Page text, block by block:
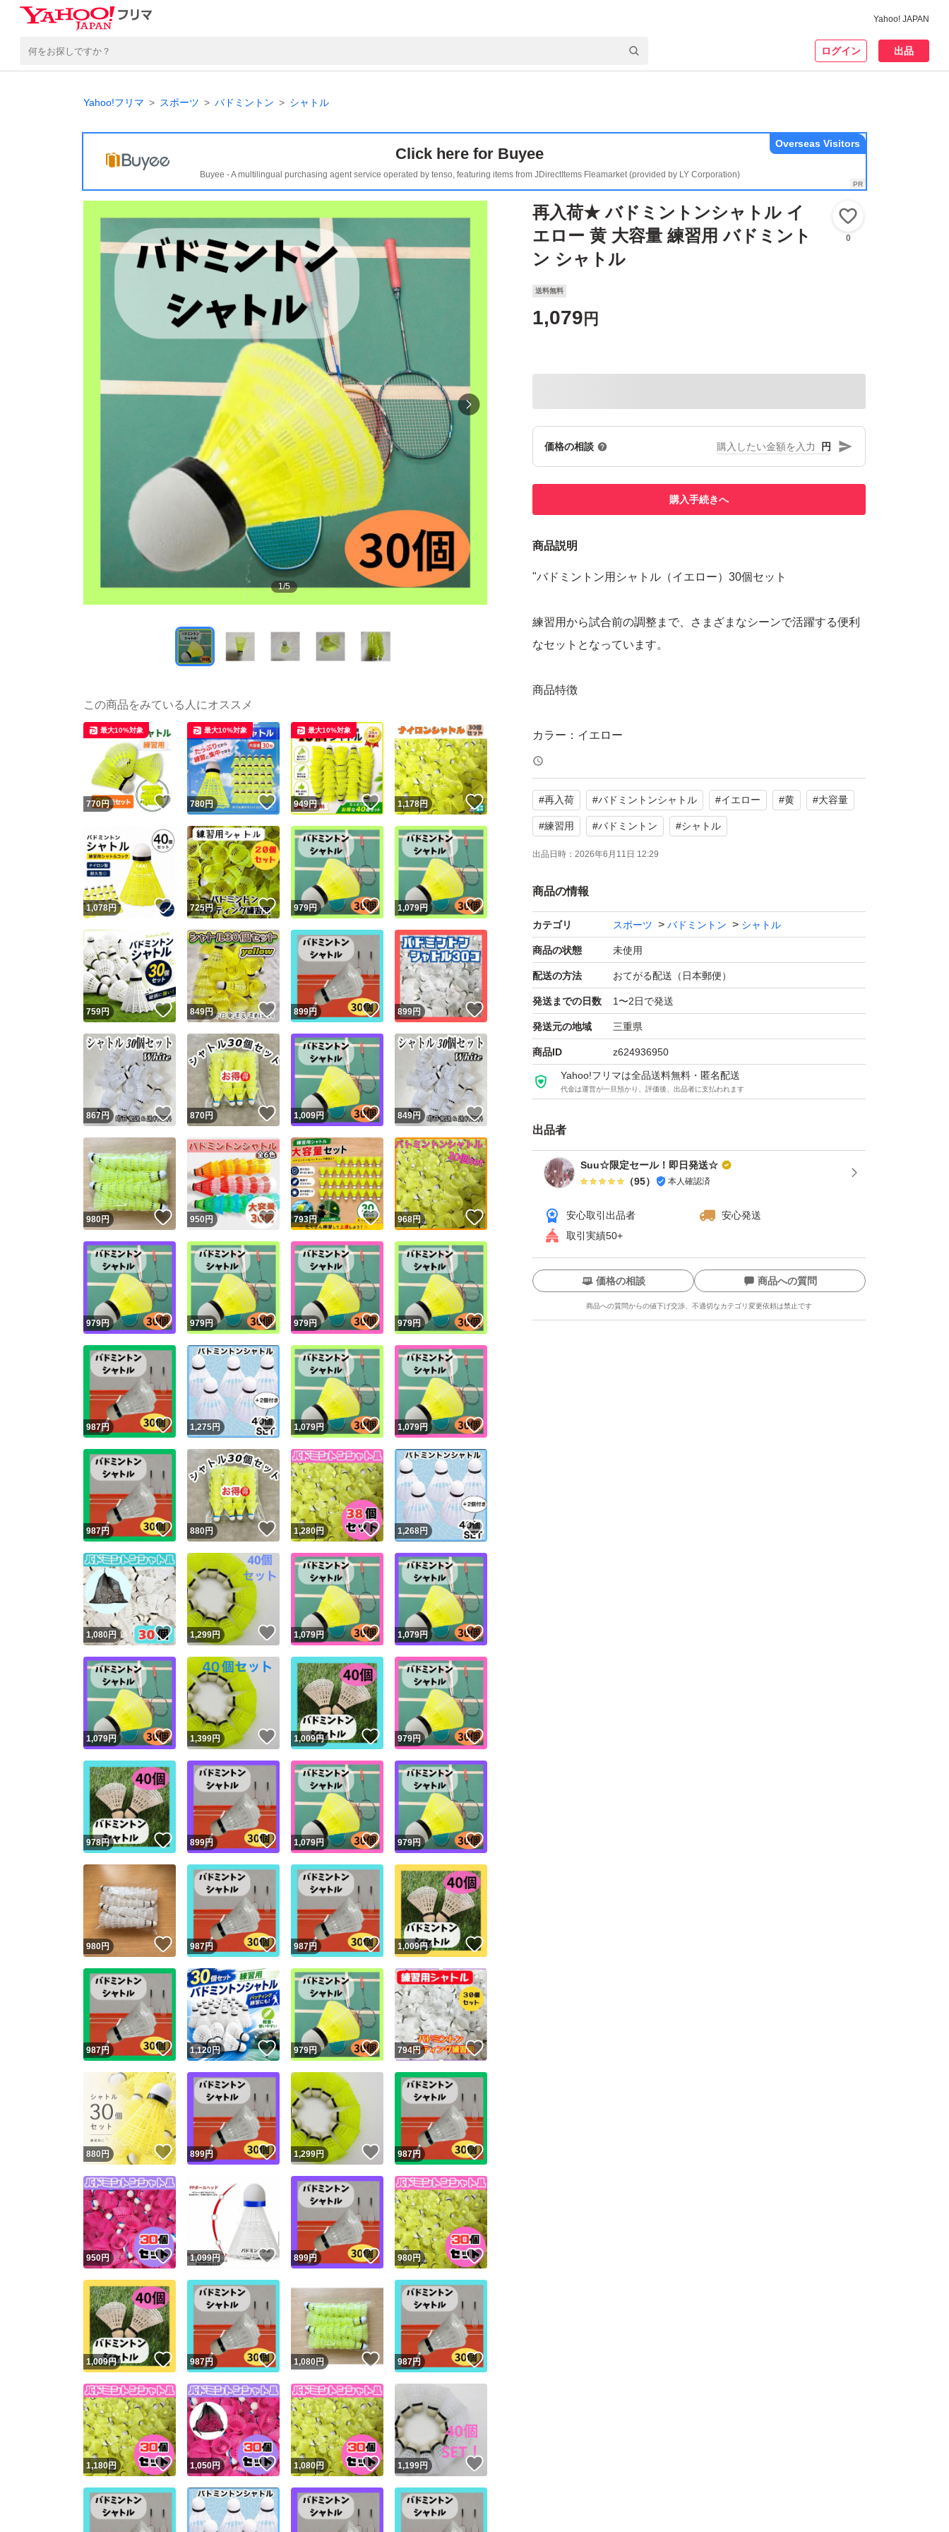
Yahoo! JAPAN
ログイン 出品
Yahoo!フリマ スポーツ バドミントン シャトル
Click here for Buyee
Buyee - A multilingual purchasing agent service operated by tenso, featuring items from JDirectItems Fleamarket (provided by LY Corporation)
Overseas Visitors
1/5
再入荷★ バドミントンシャトル イ
エロー 黄 大容量 練習用 バドミント
ン シャトル
0
送料無料
1,079 円
価格の相談 円
購入手続きへ
商品説明
"バドミントン用シャトル（イエロー）30個セット
練習用から試合前の調整まで、さまざまなシーンで活躍する便利
なセットとなっています。
商品特徴
カラー：イエロー
視認性が高く、室内・屋外どちらの環境でも使いやすいカラー
です。
数量：30個入り
消耗しやすいシャトルも、30個セットなら安心。クラブ活動や
耐久性のある構造
フェザー風のナイロン素材または耐久性のある合成素材を採用
し、繰り返しの使用にも強い設計。
打球感◎
安定した飛行性能と自然な打球感で、初心者から経験者まで満
足できる仕上がり。
コスパ重視でたっぷり練習したい方におすすめの30個パック。個
新品未使用
【ご購入前に必ずご確認ください】
当商品は海外製ノーブランド品です。下記の点につきまして、あ
らかじめご了承のうえご購入ください。
#再入荷 #バドミントンシャトル #イエロー #黄 #大容量
#練習用 #バドミントン #シャトル
出品日時： 2026年6月11日 12:29
商品の情報
カテゴリ スポーツ バドミントン シャトル
商品の状態 未使用
配送の方法 おてがる配送（日本郵便）
発送までの日数 1〜2日で発送
発送元の地域 三重県
商品ID z624936950
Yahoo!フリマは全品送料無料・匿名配送
代金は運営が一旦預かり、評価後、出品者に支払われます
出品者
Suu☆限定セール！即日発送☆
（95） 本人確認済
安心取引出品者
安心発送
取引実績50+
ユーザーの実績について
Yahoo!フリマが定めた一定の基準を満たしたユーザーにバッジを付与しています
安心取引出品者
安心取引出品者 Yahoo!フリマの基準をクリアした安心・安全なユーザーです
取引実績
取引実績◯+ このユーザーはYahoo!フリマの取引を完了させた実績があります
他フリマ実績◯+ このユーザーは他フリマサービスでの取引実績があります
スピード&安心発送
※このバッジは実績に基づく表示であり、発送を保証しているものではありません
スピード＆安心発送
このユーザーは高頻度で24時間以内＆設定した発送日数内に発送してい
ます
スピード発送 このユーザーは高頻度で24時間以内に発送しています
安心発送 このユーザーは設定した発送日数内に発送しています
価格の相談 商品への質問
商品への質問からの値下げ交渉、不適切なカテゴリ変更依頼は禁止です
この商品の情報をコピーします
商品画像の無断転載は禁止されています
コピーは1商品につき1回です
出品ページへ
キャンセル
この商品をみている人にオススメ
770円 いいね！
最大10%対象
780円 いいね！
最大10%対象
949円 いいね！
最大10%対象
1,178円 いいね！
1,078円 いいね！
725円 いいね！
979円 いいね！
1,079円
759円 いいね！
849円 いいね！
899円 いいね！
899円
867円 いいね！
870円 いいね！
1,009円 いいね！
849円
980円 いいね！
950 円 いいね！
793円 いいね！
968円 いいね！
979円 いいね！
979円 いいね！
979円 いいね！
979円
987円 いいね！
1,275円 いいね！
1,079円 いいね！
1,079円
987円 いいね！
880円 いいね！
1,280円 いいね！
1,268円
1,080円 いいね！
1,299円 いいね！
1,079円 いいね！
1,079円
1,079円 いいね！
1,399円 いいね！
1,009円 いいね！
979円
978円 いいね！
899円 いいね！
1,079円 いいね！
979円
980円 いいね！
987円 いいね！
987円 いいね！
1,009円
987円 いいね！
1,120円 いいね！
979円 いいね！
794円 いいね！
880 円 いいね！
899円 いいね！
1,299円 いいね！
987円
950円 いいね！
1,099円 いいね！
899円 いいね！
980円 いいね！
1,009円 いいね！
987円 いいね！
1,080円 いいね！
987円
1,180円 いいね！
1,050円 いいね！
1,080円 いいね！
1,199円